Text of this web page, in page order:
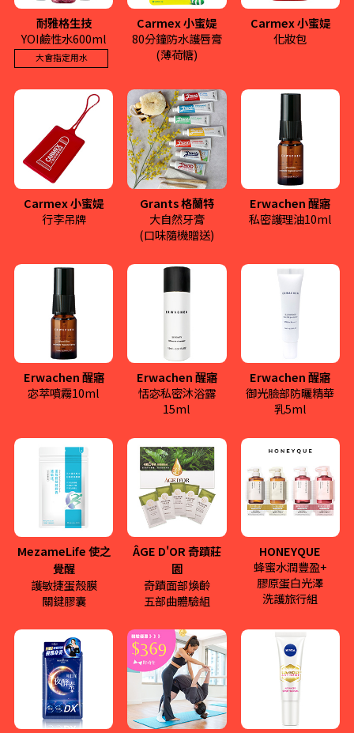
More
讓葷食者喜愛、蔬食者驚
艷的創意料理！
More
帕尼布尼-印度脆球
印度脆球 Pani Puri 來至印
度街頭傳統小吃，獨特的
口感，豐富的味道，清爽
又開胃。
More
麵紙盒
的戰鬥魂。消暑美味手作
涼麵。
More
蔬菜波波
嚕啵啵聲，喜歡從蔬菜食
材中去擦出不同料理火
花，所以叫蔬菜波波。
耐雅格生技
YOI鹼性水600ml
大會指定用水
Carmex 小蜜媞
80分鐘防水護唇膏
(薄荷糖)
Carmex 小蜜媞
化妝包
Carmex 小蜜媞
行李吊牌
Grants 格蘭特
大自然牙膏
(口味隨機贈送)
Erwachen 醒寤
私密護理油10ml
Erwachen 醒寤
宓萃噴霧10ml
Erwachen 醒寤
恬宓私密沐浴露
15ml
Erwachen 醒寤
御光臉部防曬精華
乳5ml
MezameLife 使之
覺醒
護敏捷蛋殼膜
關鍵膠囊
ÂGE D'OR 奇蹟莊
園
奇蹟面部煥齡
五部曲體驗組
HONEYQUE
蜂蜜水潤豐盈+
膠原蛋白光澤
洗護旅行組